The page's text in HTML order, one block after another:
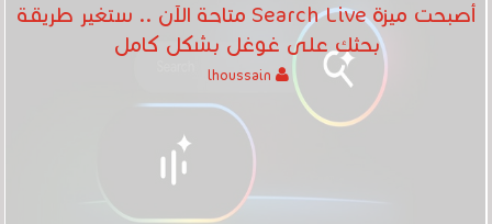
أصبحت ميزة Search Live متاحة الآن .. ستغير طريقة
بحثك على غوغل بشكل كامل